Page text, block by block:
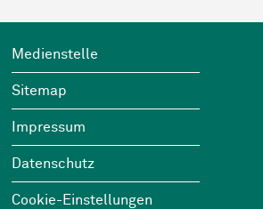
Footer
Wichtige Links
Medienstelle
Sitemap
Impressum
Datenschutz
Cookie-Einstellungen